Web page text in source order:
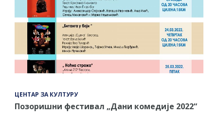
ЦЕНТАР ЗА КУЛТУРУ
Позоришни фестивал „Дани комедије 2022“